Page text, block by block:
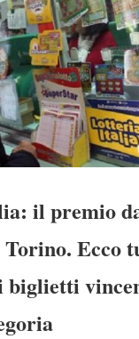
il premio
Ecco
biglietti